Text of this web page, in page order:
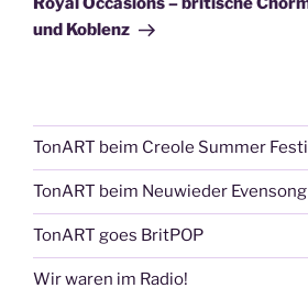
und Koblenz
TonART beim Creole Summer
TonART beim Neuwieder
TonART goes BritPOP
Wir waren im Radio!